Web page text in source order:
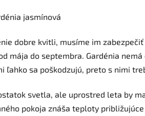
jasmínová
dobre kvitli, musíme im
mája do septembra. Gardénia
ľahko sa poškodzujú, preto s nimi
svetla, ale uprostred leta by
pokoja znáša teploty približujúce